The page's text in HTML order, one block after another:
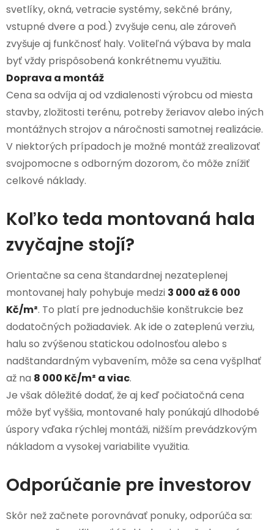
svetlíky, okná, vetracie systémy, sekčné brány,
vstupné dvere a pod.) zvyšuje cenu, ale zároveň
zvyšuje aj funkčnosť haly. Voliteľná výbava by mala
byť vždy prispôsobená konkrétnemu využitiu.
Doprava a montáž
Cena sa odvíja aj od vzdialenosti výrobcu od miesta
stavby, zložitosti terénu, potreby žeriavov alebo iných
montážnych strojov a náročnosti samotnej realizácie.
V niektorých prípadoch je možné montáž zrealizovať
svojpomocne s odborným dozorom, čo môže znížiť
celkové náklady.
Koľko teda montovaná hala
zvyčajne stojí?
Orientačne sa cena štandardnej nezateplenej
montovanej haly pohybuje medzi 3 000 až 6 000
Kč/m². To platí pre jednoduchšie konštrukcie bez
dodatočných požiadaviek. Ak ide o zateplenú verziu,
halu so zvýšenou statickou odolnosťou alebo s
nadštandardným vybavením, môže sa cena vyšplhať
až na 8 000 Kč/m² a viac.
Je však dôležité dodať, že aj keď počiatočná cena
môže byť vyššia, montované haly ponúkajú dlhodobé
úspory vďaka rýchlej montáži, nižším prevádzkovým
nákladom a vysokej variabilite využitia.
Odporúčanie pre investorov
Skôr než začnete porovnávať ponuky, odporúča sa: